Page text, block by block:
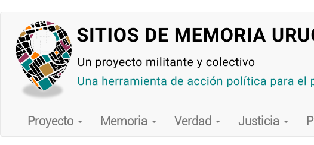
contenido
principal
Main
navigation
Proyecto Memoria Verdad Justicia